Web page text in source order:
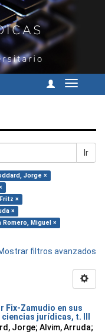
Cambiar
Ir
Jorge ×
×
×
Miguel ×
filtros avanzados
Fix-Zamudio en sus
jurídicas, t. III
Jorge; Alvim, Arruda;